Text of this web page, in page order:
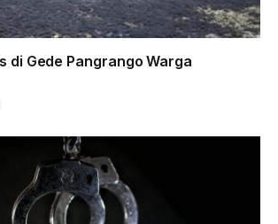
di Gede Pangrango Warga